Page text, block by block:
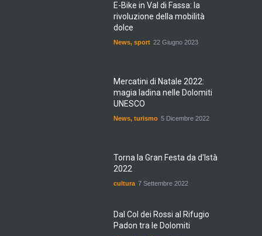
E-Bike in Val di Fassa: la
rivoluzione della mobilità
dolce
News, sport 22 Giugno 2023
Mercatini di Natale 2022:
magia ladina nelle Dolomiti
UNESCO
News, turismo 5 Dicembre 2022
Torna la Gran Festa da d'Istà
2022
cultura 7 Settembre 2022
Dal Col dei Rossi al Rifugio
Padon tra le Dolomiti